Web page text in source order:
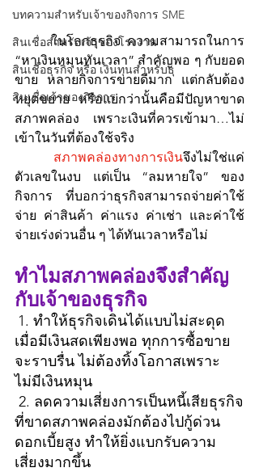
บทความสำหรับเจ้าของกิจการ SME
สินเชื่อสำหรับเจ้าของโรงงาน
สินเชื่อธุรกิจ หรือ เงินทุนสำหรับธุ
สินเชื่อเจ้าของกิจการ
	ในโลกธุรกิจ ความสามารถในการ
“หาเงินหมุนทันเวลา” สำคัญพอ ๆ กับยอด
ขาย หลายกิจการขายดีมาก แต่กลับต้อง
หยุดขยาย หรือแย่กว่านั้นคือมีปัญหาขาด
สภาพคล่อง เพราะเงินที่ควรเข้ามา…ไม่
เข้าในวันที่ต้องใช้จริง
สภาพคล่องทางการเงินจึงไม่ใช่แค่
ตัวเลขในงบ แต่เป็น “ลมหายใจ” ของ
กิจการ ที่บอกว่าธุรกิจสามารถจ่ายค่าใช้
จ่าย ค่าสินค้า ค่าแรง ค่าเช่า และค่าใช้
จ่ายเร่งด่วนอื่น ๆ ได้ทันเวลาหรือไม่
ทำไมสภาพคล่องจึงสำคัญ
กับเจ้าของธุรกิจ
1. ทำให้ธุรกิจเดินได้แบบไม่สะดุด
เมื่อมีเงินสดเพียงพอ ทุกการซื้อขาย
จะราบรื่น ไม่ต้องทิ้งโอกาสเพราะ
ไม่มีเงินหมุน
ที่ขาดสภาพคล่องมักต้องไปกู้ด่วน
ดอกเบี้ยสูง ทำให้ยิ่งแบกรับความ
เสี่ยงมากขึ้น